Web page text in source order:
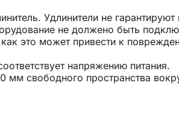
Удлинители не
не должено быть
это может привести к
напряжению питания.
мм свободного пространства
для обслуживания и
прибора не было закрыто или